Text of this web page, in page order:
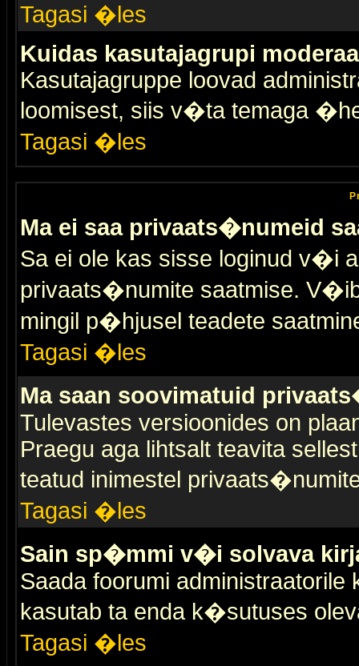
Tagasi �les
Kuidas kasutajagrupi
Kasutajagruppe loovad
loomisest, siis v�ta temaga
Tagasi �les
Ma ei saa privaats�numeid
Sa ei ole kas sisse loginud v�i
privaats�numite saatmise.
mingil p�hjusel teadete
Tagasi �les
Ma saan soovimatuid
Tulevastes versioonides on
Praegu aga lihtsalt teavita
teatud inimestel
Tagasi �les
Sain sp�mmi v�i solvava
Saada foorumi
kasutab ta enda k�sutuses
Tagasi �les